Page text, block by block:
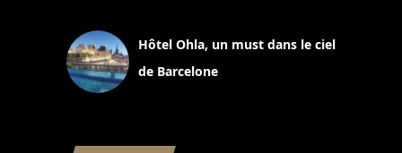
Hôtel Ohla, un must dans le ciel
de Barcelone